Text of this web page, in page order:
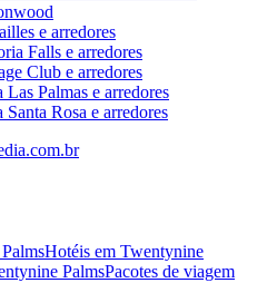
e arredores
Falls e arredores
Club e arredores
Palmas e arredores
Rosa e arredores
Hotéis em Twentynine
PalmsPacotes de viagem